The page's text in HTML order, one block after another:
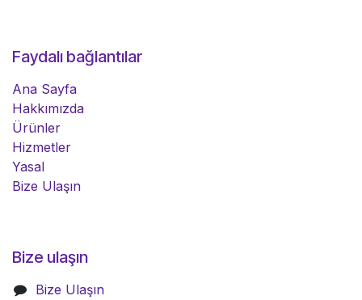
Faydalı bağlantılar
Ana Sayfa
Hakkımızda
Ürünler
Hizmetler
Yasal
Bize Ulaşın
Bize ulaşın
Bize Ulaşın